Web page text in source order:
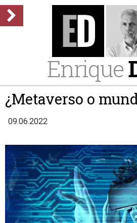
Enrique
¿Metaverso o
09.06.2022